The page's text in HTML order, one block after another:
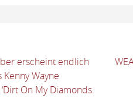
erscheint endlich
Wayne
On My Diamonds.